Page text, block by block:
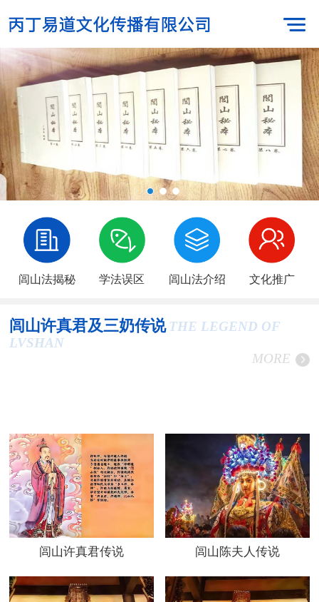
闾山法揭秘 学法误区 闾山法介绍 文化推广
闾山许真君及三奶传说 THE LEGEND OF
LVSHAN
MORE
闾山许真君传说 闾山陈夫人传说